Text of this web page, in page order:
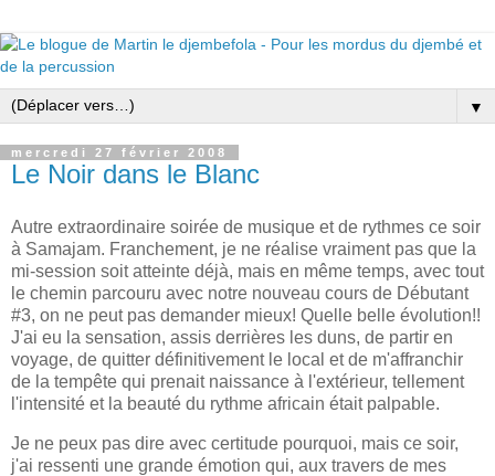
▼
mercredi 27 février 2008
Le Noir dans le Blanc
Autre extraordinaire soirée de musique et de rythmes ce soir
à Samajam. Franchement, je ne réalise vraiment pas que la
mi-session soit atteinte déjà, mais en même temps, avec tout
le chemin parcouru avec notre nouveau cours de Débutant
#3, on ne peut pas demander mieux! Quelle belle évolution!!
J'ai eu la sensation, assis derrières les duns, de partir en
voyage, de quitter définitivement le local et de m'affranchir
de la tempête qui prenait naissance à l'extérieur, tellement
l'intensité et la beauté du rythme africain était palpable.
Je ne peux pas dire avec certitude pourquoi, mais ce soir,
j'ai ressenti une grande émotion qui, aux travers de mes